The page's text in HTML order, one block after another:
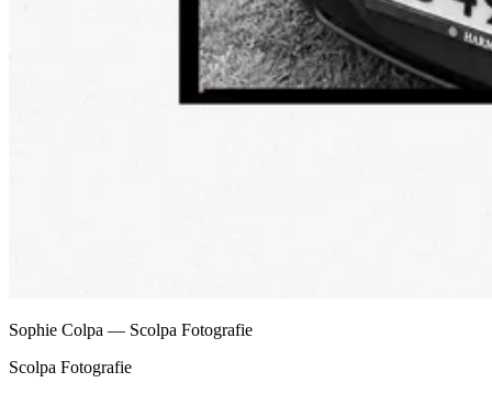
Sophie Colpa — Scolpa Fotografie
Scolpa Fotografie